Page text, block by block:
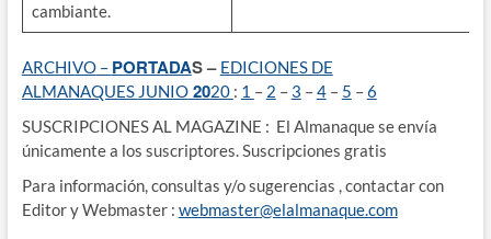
cambiante.
ARCHIVO– PORTADAS – EDICIONES DE
ALMANAQUES JUNIO2020 : 1 – 2 – 3 –4– 5 –6
SUSCRIPCIONES AL MAGAZINE : El Almanaque se envía
únicamente a los suscriptores. Suscripciones gratis
Para información, consultas y/o sugerencias , contactar con
Editor y Webmaster : webmaster@elalmanaque.com